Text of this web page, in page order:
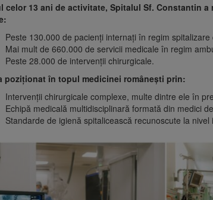
celor 13 ani de activitate, Spitalul Sf. Constantin
Peste 130.000 de pacienți internați în regim spitalizare
Mai mult de 660.000 de servicii medicale în regim
Peste 28.000 de intervenții chirurgicale.
poziționat în topul medicinei românești prin:
Intervenții chirurgicale complexe, multe dintre ele în
Echipă medicală multidisciplinară formată din medici
Standarde de igienă spitalicească recunoscute la nivel